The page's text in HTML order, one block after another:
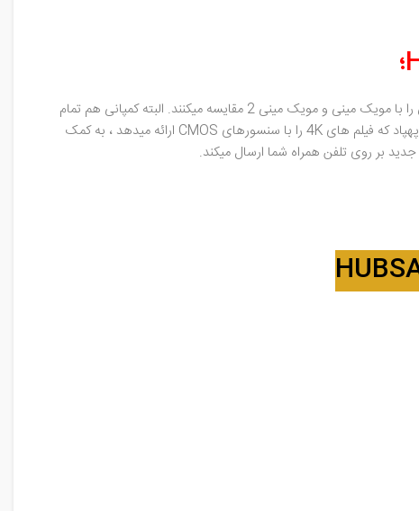
کمپانی Husban که چند ماه اخیر فعالیتی از آن ندیده ایم، اکنون با زینو پرو پلاس بازگشت. محصولی جذاب با لنز sony که طرفداران هلیشات آن را با مویک مینی و مویک مینی 2 مقایسه میکنند. البته کمپانی هم تمام
تلاش خود را کرده تا این محصول را مشابه با سری پهپادهای مینی 2 ارائه دهد که شاخصه بارز آن هم وزن 249 گرمی کوادکوپتر می باشد. این پهپاد که فیلم های 4K را با سنسورهای CMOS ارائه میدهد ، به کمک
بر روی تلفن همراه شما ارسال میکند.